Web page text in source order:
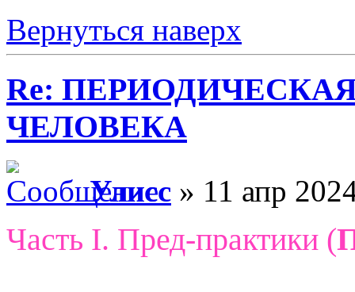
Вернуться наверх
Re:
ЧЕЛОВЕКА
Улисс » 11 апр
Часть I. Пред-практики (